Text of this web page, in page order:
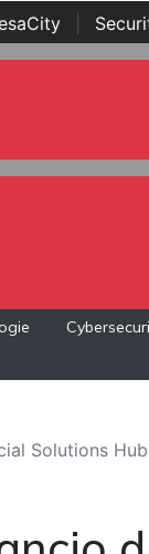
Solutions